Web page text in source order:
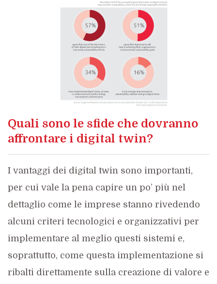
Quali sono le sfide che dovranno
affrontare i digital twin?
I vantaggi dei digital twin sono importanti,
per cui vale la pena capire un po’ più nel
dettaglio come le imprese stanno rivedendo
alcuni criteri tecnologici e organizzativi per
implementare al meglio questi sistemi e,
soprattutto, come questa implementazione si
ribalti direttamente sulla creazione di valore e